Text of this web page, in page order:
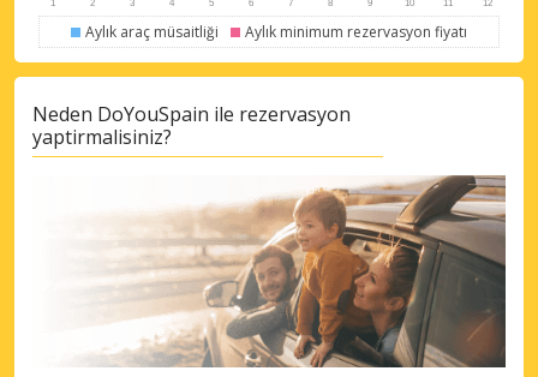
Aylık araç müsaitliği Aylık minimum rezervasyon fiyatı
Neden DoYouSpain ile rezervasyon
yaptirmalisiniz?